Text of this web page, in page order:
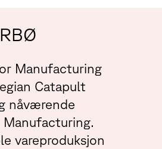
Manufacturing
Catapult
nåværende
Manufacturing.
vareproduksjon